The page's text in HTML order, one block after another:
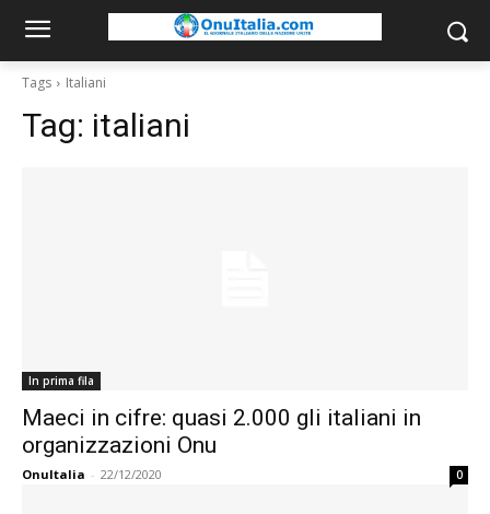
Tags Italiani
Tag: italiani
In prima fila
Maeci in cifre: quasi 2.000 gli italiani in
organizzazioni Onu
OnuItalia - 22/12/2020 0